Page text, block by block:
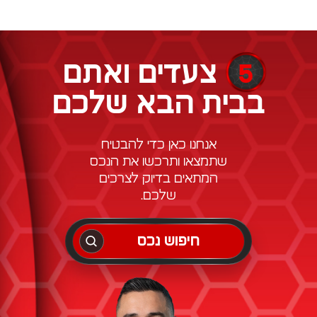
5
צעדים ואתם
בבית הבא שלכם
אנחנו כאן כדי להבטיח
שתמצאו ותרכשו את הנכס
המתאים בדיוק לצרכים
שלכם.
חיפוש נכס